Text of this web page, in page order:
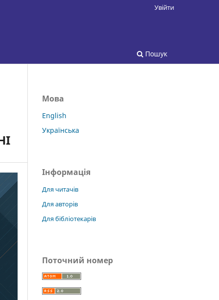
Пошук
Увійти
Мова
English
Українська
Інформація
Для читачів
Для авторів
Для бібліотекарів
Поточний номер